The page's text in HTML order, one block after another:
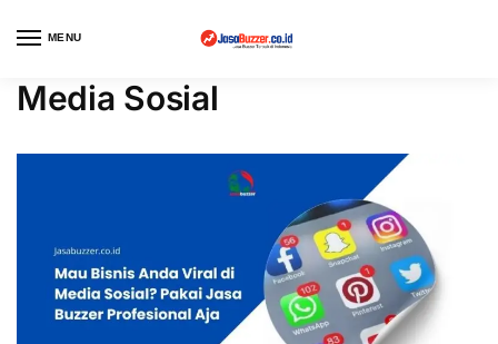
MENU
Media Sosial